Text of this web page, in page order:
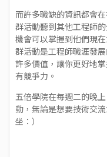
而許多職缺的資訊都會
群活動聽到其他工程師
機會可以掌握到他們現
群活動是工程師職涯發
許多價值，讓你更好地
有競爭力。
五倍學院在每週二的晚
動，無論是想要技術交
坐：）